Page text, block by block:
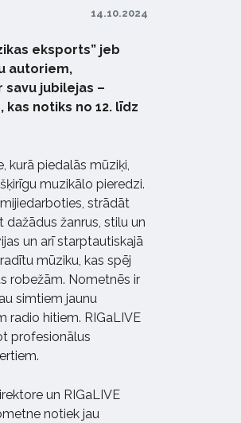
14.10.2024
eksports” jeb
autoriem,
jubilejas –
kas notiks no 12. līdz
kurā piedalās mūziķi,
muzikālo pieredzi.
strādāt
žanrus, stilu un
un arī starptautiskajā
mūziku, kas spēj
robežām. Nometnēs ir
simtiem jaunu
radio hitiem. RIGaLIVE
profesionālus
un RIGaLIVE
notiek jau